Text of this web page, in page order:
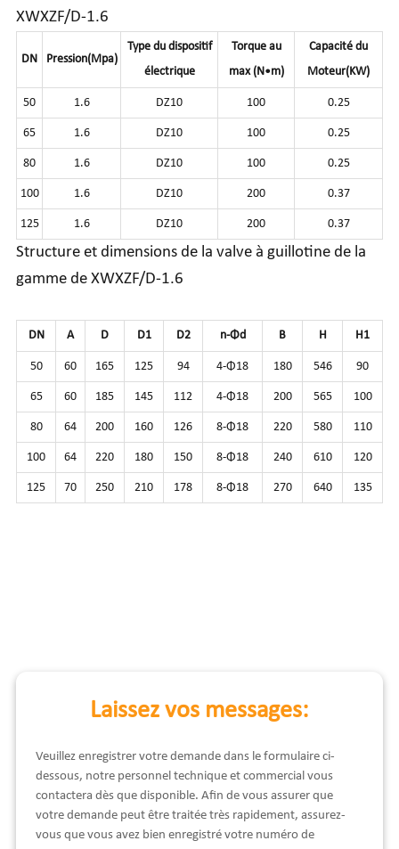
XWXZF/D-1.6
DN Pression(Mpa)
Type du dispositif
électrique
Torque au
max(N•m)
Capacité du
Moteur(KW)
50 1.6 DZ10 100 0.25
65 1.6 DZ10 100 0.25
80 1.6 DZ10 100 0.25
100 1.6 DZ10 200 0.37
125 1.6 DZ10 200 0.37
Structure et dimensions de la valve à guillotine de la
gamme de XWXZF/D-1.6
DN A D D1 D2 n-Φd B H H1
50 60 165 125 94 4-Φ18 180 546 90
65 60 185 145 112 4-Φ18 200 565 100
80 64 200 160 126 8-Φ18 220 580 110
100 64 220 180 150 8-Φ18 240 610 120
125 70 250 210 178 8-Φ18 270 640 135
Laissez vos messages:
Veuillez enregistrer votre demande dans le formulaire ci-
dessous, notre personnel technique et commercial vous
contactera dès que disponible. Afin de vous assurer que
votre demande peut être traitée très rapidement, assurez-
vous que vous avez bien enregistré votre numéro de